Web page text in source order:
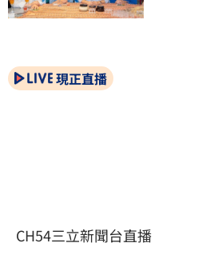
現正直播
CH54三立新聞台直播